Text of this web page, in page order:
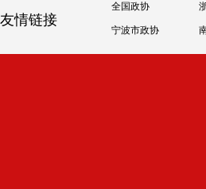
友情链接
全国政协
宁波市政协